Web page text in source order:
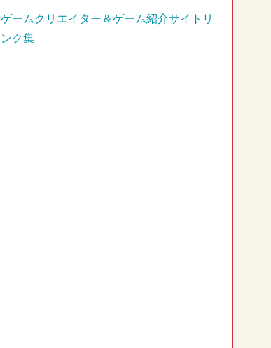
ゲームクリエイター＆ゲーム紹介サイトリ
ンク集